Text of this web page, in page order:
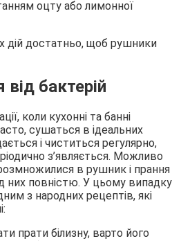
оцту або лимонної
дій достатньо, щоб рушники
бактерій
коли кухонні та банні
сушаться в ідеальних
і чиститься регулярно,
з’являється. Можливо
в рушник і прання
них повністю. У цьому випадку
з народних рецептів, які
прати білизну, варто його